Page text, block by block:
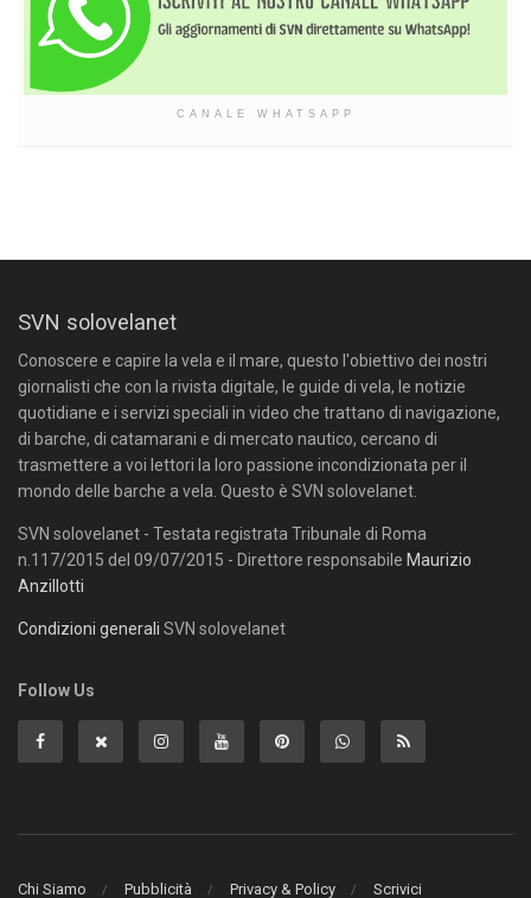
CANALE WHATSAPP
SVN solovelanet
Conoscere e capire la vela e il mare, questo l'obiettivo dei nostri
giornalisti che con la rivista digitale, le guide di vela, le notizie
quotidiane e i servizi speciali in video che trattano di navigazione,
di barche, di catamarani e di mercato nautico, cercano di
trasmettere a voi lettori la loro passione incondizionata per il
mondo delle barche a vela. Questo è SVN solovelanet.
SVN solovelanet - Testata registrata Tribunale di Roma
n.117/2015 del 09/07/2015 - Direttore responsabile Maurizio
Anzillotti
Condizioni generali SVN solovelanet
Follow Us
Chi Siamo Pubblicità Privacy & Policy Scrivici